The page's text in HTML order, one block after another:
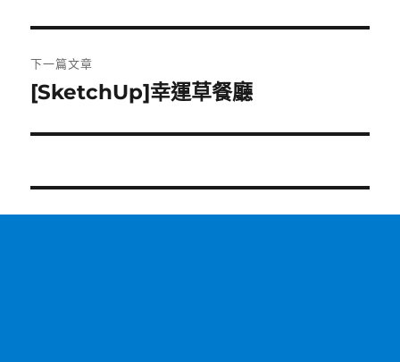
覽
篇
文
章:
下一篇文章
下
篇
章:
[SketchUp]幸運草餐廳